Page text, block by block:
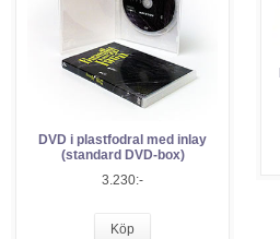
DVD i plastfodral med inlay
(standard DVD-box)
3.230:-
Köp